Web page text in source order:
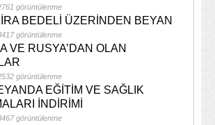
görüntülenme
BEDELİ ÜZERİNDEN BEYAN
görüntülenme
VE RUSYA’DAN OLAN
görüntülenme
EĞİTİM VE SAĞLIK
İNDİRİMİ
görüntülenme